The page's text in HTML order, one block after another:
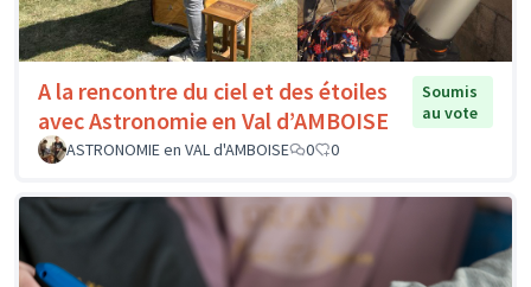
A la rencontre du ciel et des étoiles
avec Astronomie en Val d’AMBOISE
Soumis
au vote
ASTRONOMIE en VAL d'AMBOISE
0 0